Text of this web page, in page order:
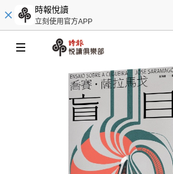
時報悅讀
立刻使用官方APP